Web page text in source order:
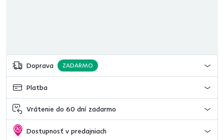
Doprava ZADARMO
Platba
Vrátenie do 60 dní zadarmo
Dostupnosť v predajniach